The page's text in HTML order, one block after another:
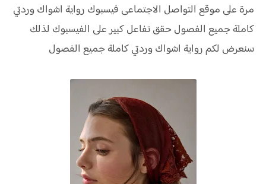
مرة على موقع التواصل الاجتماعى فيسبوك رواية اشواك وردتي
كاملة جميع الفصول حققتفاعل كبير على الفيسبوك لذلك
سنعرض لكمرواية اشواك وردتي كاملة جميع الفصول